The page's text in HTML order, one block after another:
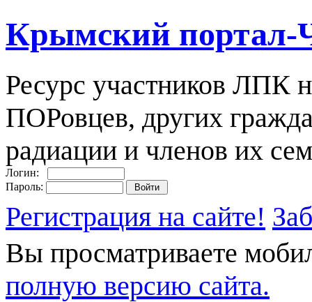
Крымский портал-
Ресурс участников ЛПК
ПОРовцев, других
радиации и членов их
Логин:
Пароль:
Регистрация на сайте!
Вы просматриваете
полную версию сайта.